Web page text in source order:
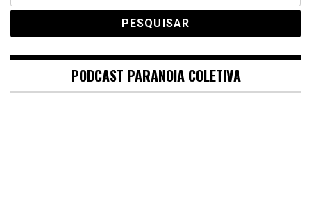
PODCAST PARANOIA COLETIVA